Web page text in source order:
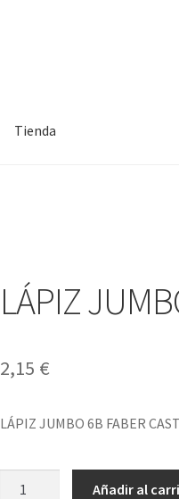
Tienda
LÁPIZ
2,15 €
LÁPIZ JUMBO 6B FABER
Añadir al